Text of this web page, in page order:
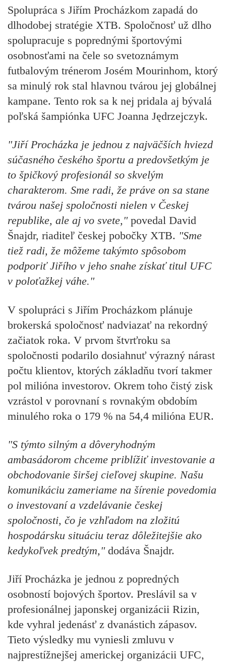
Spolupráca s Jiřím Procházkom zapadá do
dlhodobej stratégie XTB. Spoločnosť už dlho
spolupracuje s poprednými športovými
osobnosťami na čele so svetoznámym
futbalovým trénerom Josém Mourinhom, ktorý
sa minulý rok stal hlavnou tvárou jej globálnej
kampane. Tento rok sa k nej pridala aj bývalá
poľská šampiónka UFC Joanna Jędrzejczyk.
"Jiří Procházka je jednou z najväčších hviezd
súčasného českého športu a predovšetkým je
to špičkový profesionál so skvelým
charakterom. Sme radi, že práve on sa stane
tvárou našej spoločnosti nielen v Českej
republike, ale aj vo svete," povedal David
Šnajdr, riaditeľ českej pobočky XTB. "Sme
tiež radi, že môžeme takýmto spôsobom
podporiť Jiřího v jeho snahe získať titul UFC
v poloťažkej váhe."
V spolupráci s Jiřím Procházkom plánuje
brokerská spoločnosť nadviazať na rekordný
začiatok roka. V prvom štvrťroku sa
spoločnosti podarilo dosiahnuť výrazný nárast
počtu klientov, ktorých základňu tvorí takmer
pol milióna investorov. Okrem toho čistý zisk
vzrástol v porovnaní s rovnakým obdobím
minulého roka o 179 % na 54,4 milióna EUR.
"S týmto silným a dôveryhodným
ambasádorom chceme priblížiť investovanie a
obchodovanie širšej cieľovej skupine. Našu
komunikáciu zameriame na šírenie povedomia
o investovaní a vzdelávanie českej
spoločnosti, čo je vzhľadom na zložitú
hospodársku situáciu teraz dôležitejšie ako
kedykoľvek predtým,"dodáva Šnajdr.
Jiří Procházka je jednou z popredných
osobností bojových športov. Preslávil sa v
profesionálnej japonskej organizácii Rizin,
kde vyhral jedenásť z dvanástich zápasov.
Tieto výsledky mu vyniesli zmluvu v
najprestížnejšej americkej organizácii UFC,